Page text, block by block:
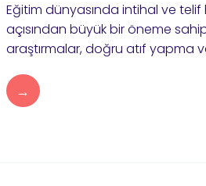
Eğitim dünyasında intihal ve telif
açısından büyük bir öneme
araştırmalar, doğru atıf yapma
→